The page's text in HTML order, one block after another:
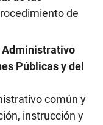
de
Administrativo
Públicas y del
común y
instrucción y